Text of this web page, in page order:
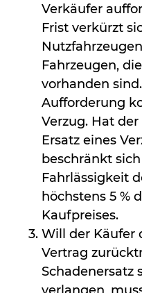
Verkäufer
Frist verkürzt
Fahrzeugen,
vorhanden
Aufforderung
Verzug. Hat
Ersatz eines
beschränkt
Fahrlässigkeit
höchstens 5 %
Kaufpreises.
Will der Käufer
Vertrag
Schadenersatz